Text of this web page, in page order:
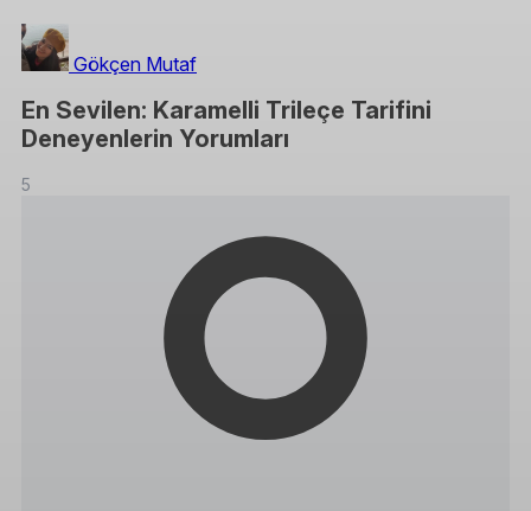
Gökçen Mutaf
En Sevilen: Karamelli Trileçe Tarifini
Deneyenlerin Yorumları
5